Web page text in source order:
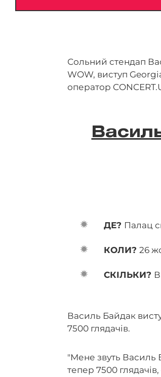
Сольний стендап
WOW, виступ
оператор
ДЕ? Палац
КОЛИ?26
СКІЛЬКИ?
Василь Байдак
7500 глядачів.
"Мене звуть Василь
тепер 7500